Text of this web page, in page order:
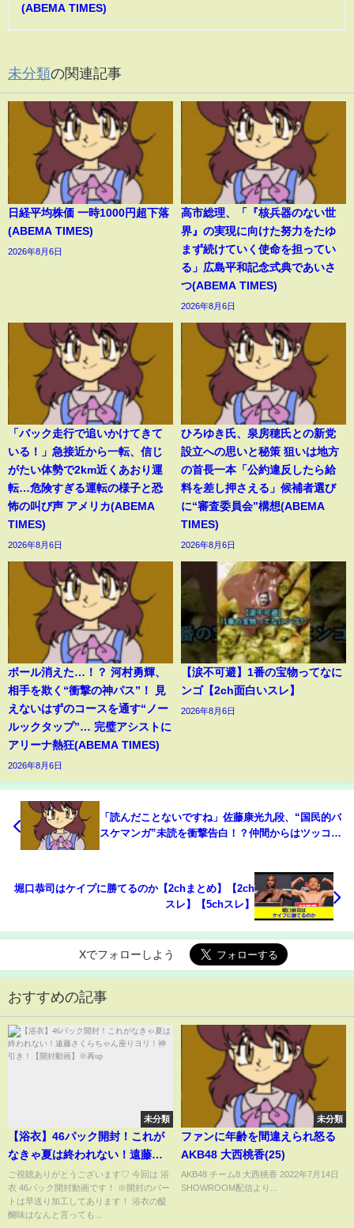
(ABEMA TIMES)
未分類の関連記事
日経平均株価 一時1000円超下落
(ABEMA TIMES)
2026年8月6日
高市総理、「『核兵器のない世
界』の実現に向けた努力をたゆ
まず続けていく使命を担ってい
る」広島平和記念式典であいさ
つ(ABEMA TIMES)
2026年8月6日
「バック走行で追いかけてきて
いる！」急接近から一転、信じ
がたい体勢で2km近くあおり運
転…危険すぎる運転の様子と恐
怖の叫び声 アメリカ(ABEMA
TIMES)
2026年8月6日
ひろゆき氏、泉房穂氏との新党
設立への思いと秘策 狙いは地方
の首長一本「公約違反したら給
料を差し押さえる」候補者選び
に“審査委員会”構想(ABEMA
TIMES)
2026年8月6日
ボール消えた…！？ 河村勇輝、
相手を欺く“衝撃の神パス”！ 見
えないはずのコースを通す“ノー
ルックタップ”… 完璧アシストに
アリーナ熱狂(ABEMA TIMES)
2026年8月6日
【涙不可避】1番の宝物ってなに
ンゴ【2ch面白いスレ】
2026年8月6日
「読んだことないですね」佐藤康光九段、“国民的バ
スケマンガ”未読を衝撃告白！？仲間からはツッコミ
堀口恭司はケイプに勝てるのか【2chまとめ】【2ch
スレ】【5chスレ】
Xでフォローしよう
おすすめの記事
未分類
【浴衣】46パック開封！これが
なきゃ夏は終われない！遠藤さ
くらちゃん座りヨリ！神引き！
【開封動画】※再up
ご視聴ありがとうございます♡ 今回は 浴
衣 46パック開封動画です！ ※開封のパー
トは早送り加工してあります！ 浴衣の醍
醐味はなんと言っても...
未分類
ファンに年齢を間違えられ怒る
AKB48 大西桃香(25)
AKB48 チーム8 大西桃香 2022年7月14日
SHOWROOM配信より...